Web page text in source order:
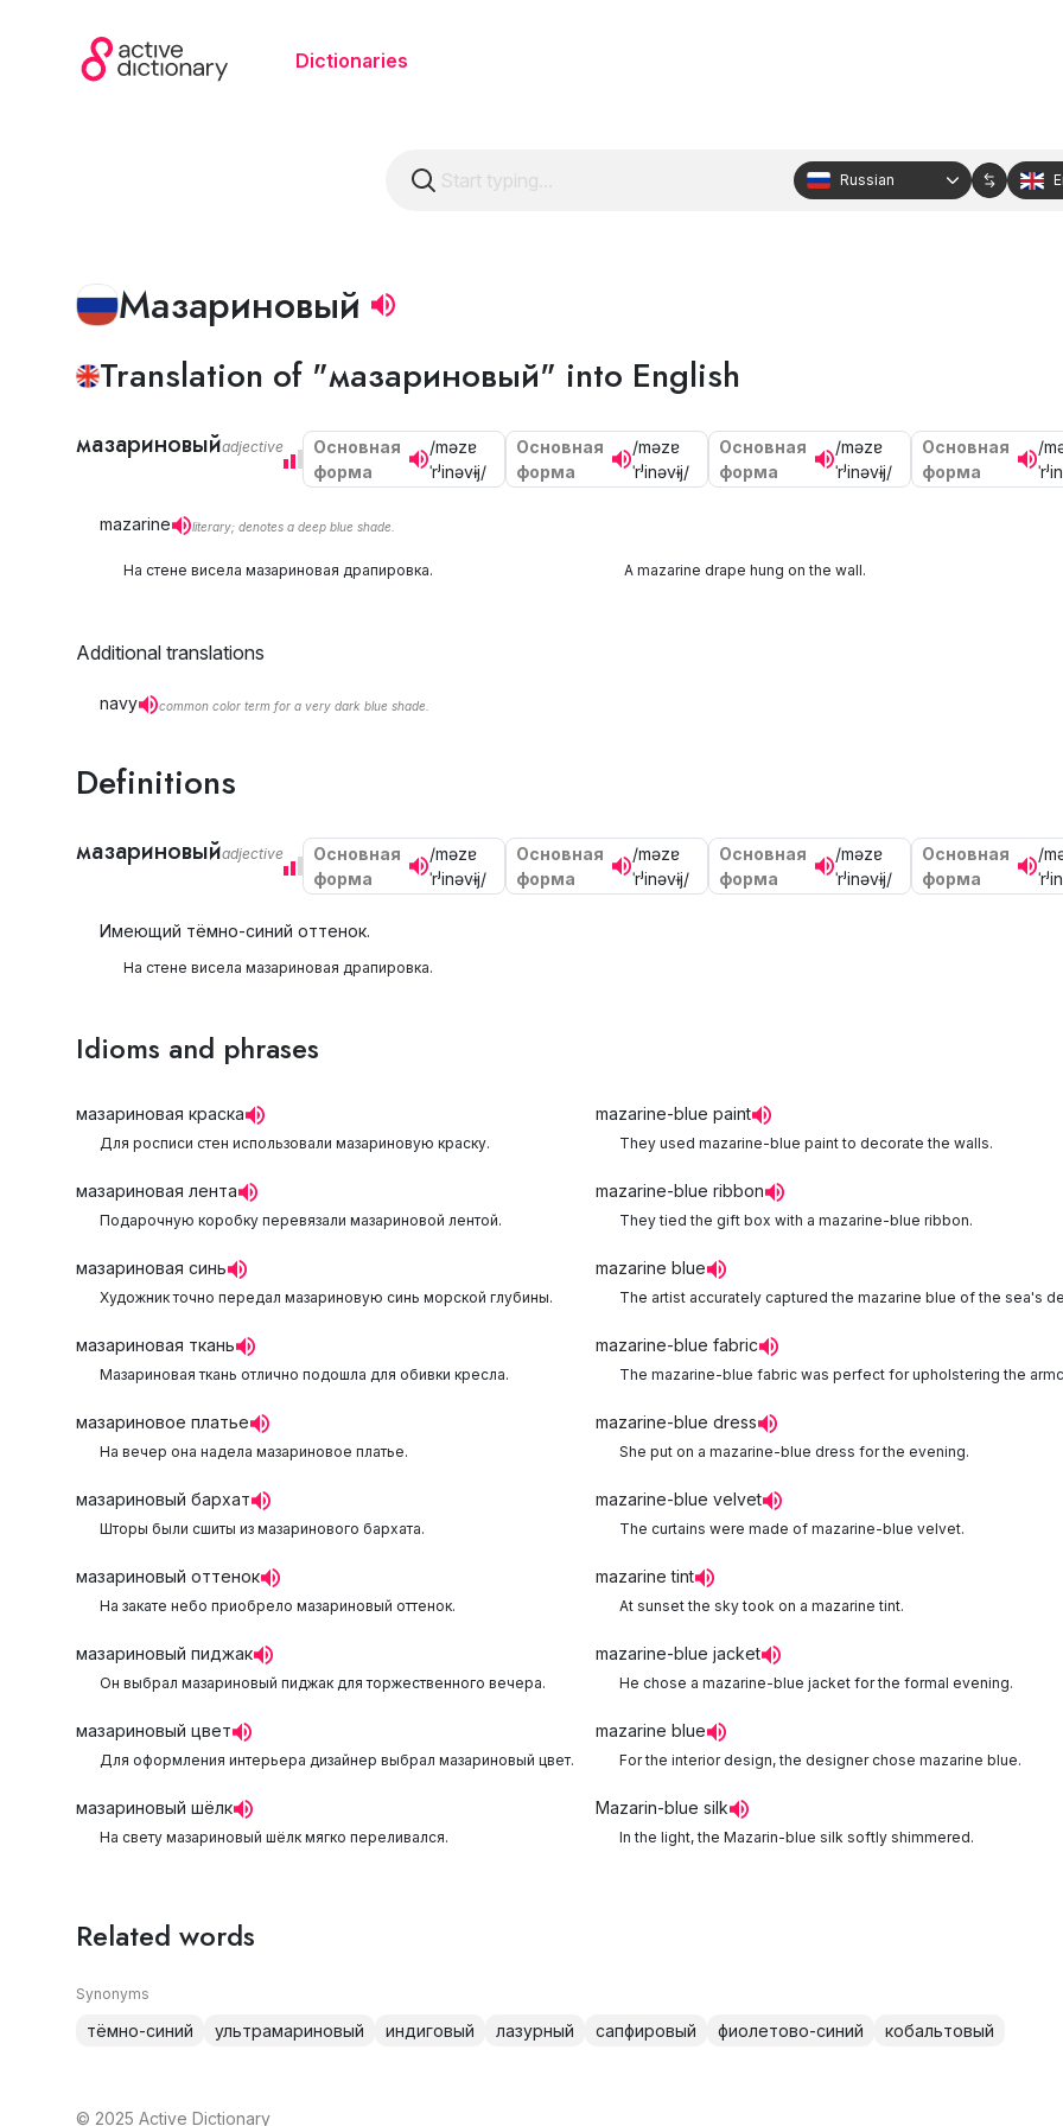
Dictionaries
Russian
Мазариновый
Translation of "мазариновый" into English
мазариновыйadjective
Основная
форма
/məzɐ
ˈrʲinəvɨj/
Основная
форма
/məzɐ
ˈrʲinəvɨj/
Основная
форма
/məzɐ
ˈrʲinəvɨj/
Основная
форма
/
mazarine literary; denotes a deep blue shade.
На стене висела мазариновая драпировка. A mazarine drape hung on the wall.
Additional translations
navy common color term for a very dark blue shade.
Definitions
мазариновыйadjective
Основная
форма
/məzɐ
ˈrʲinəvɨj/
Основная
форма
/məzɐ
ˈrʲinəvɨj/
Основная
форма
/məzɐ
ˈrʲinəvɨj/
Основная
форма
/
Имеющий тёмно-синий оттенок.
На стене висела мазариновая драпировка.
Idioms and phrases
мазариновая краска
Для росписи стен использовали мазариновую краску.
mazarine-blue paint
They used mazarine-blue paint to decorate the walls.
мазариновая лента
Подарочную коробку перевязали мазариновой лентой.
mazarine-blue ribbon
They tied the gift box with a mazarine-blue ribbon.
мазариновая синь
Художник точно передал мазариновую синь морской глубины.
mazarine blue
The artist accurately captured the mazarine blue of the sea's
мазариновая ткань
Мазариновая ткань отлично подошла для обивки кресла.
mazarine-blue fabric
The mazarine-blue fabric was perfect for upholstering the
мазариновое платье
На вечер она надела мазариновое платье.
mazarine-blue dress
She put on a mazarine-blue dress for the evening.
мазариновый бархат
Шторы были сшиты из мазаринового бархата.
mazarine-blue velvet
The curtains were made of mazarine-blue velvet.
мазариновый оттенок
На закате небо приобрело мазариновый оттенок.
mazarine tint
At sunset the sky took on a mazarine tint.
мазариновый пиджак
Он выбрал мазариновый пиджак для торжественного вечера.
mazarine-blue jacket
He chose a mazarine-blue jacket for the formal evening.
мазариновый цвет
Для оформления интерьера дизайнер выбрал мазариновый цвет.
mazarine blue
For the interior design, the designer chose mazarine blue.
мазариновый шёлк
На свету мазариновый шёлк мягко переливался.
Mazarin-blue silk
In the light, the Mazarin-blue silk softly shimmered.
Related words
Synonyms
тёмно-синий ультрамариновый индиговый лазурный сапфировый фиолетово-синий кобальтовый
© 2025 Active Dictionary